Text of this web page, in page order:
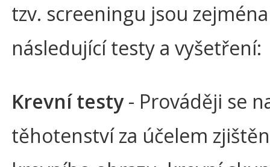
tzv. screeningu jsou zejména
následující testy a vyšetření:
Krevní testy- Prováději se
těhotenství za účelem